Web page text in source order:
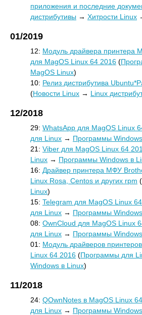
приложения и последние
дистрибутивы → Хитрости Linux
01/2019
12: Модуль драйвера принтера
для MagOS Linux 64 2016 (
MagOS Linux)
10: Релиз дистрибутива
(Новости Linux → Linux
12/2018
29: WhatsApp для MagOS Linux
для Linux → Программы
21: Viber для MagOS Linux 64
Linux → Программы Windows в
16: Драйвер принтера МФУ
Linux Rosa, Centos и других rpm (
Linux)
15: Telegram для MagOS Linux
для Linux → Программы
08: OwnCloud для MagOS Linux
для Linux → Программы
01: Модуль драйверов
Linux 64 2016 (Программы для
Windows в Linux)
11/2018
24: QOwnNotes в MagOS Linux
для Linux → Программы